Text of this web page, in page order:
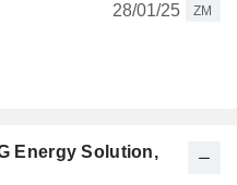
28/01/25
ZM
Energy Solution,